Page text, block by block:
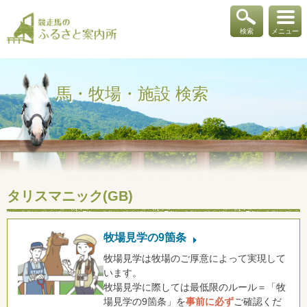
メニュー
検索
馬・牧場・施設 検索
タリスマニック(GB)
牧場見学の9箇条
牧場見学は牧場のご厚意によって実現して
います。
牧場見学に際しては最低限のルール＝「牧
場見学の9箇条」を事前に必ずご確認くだ